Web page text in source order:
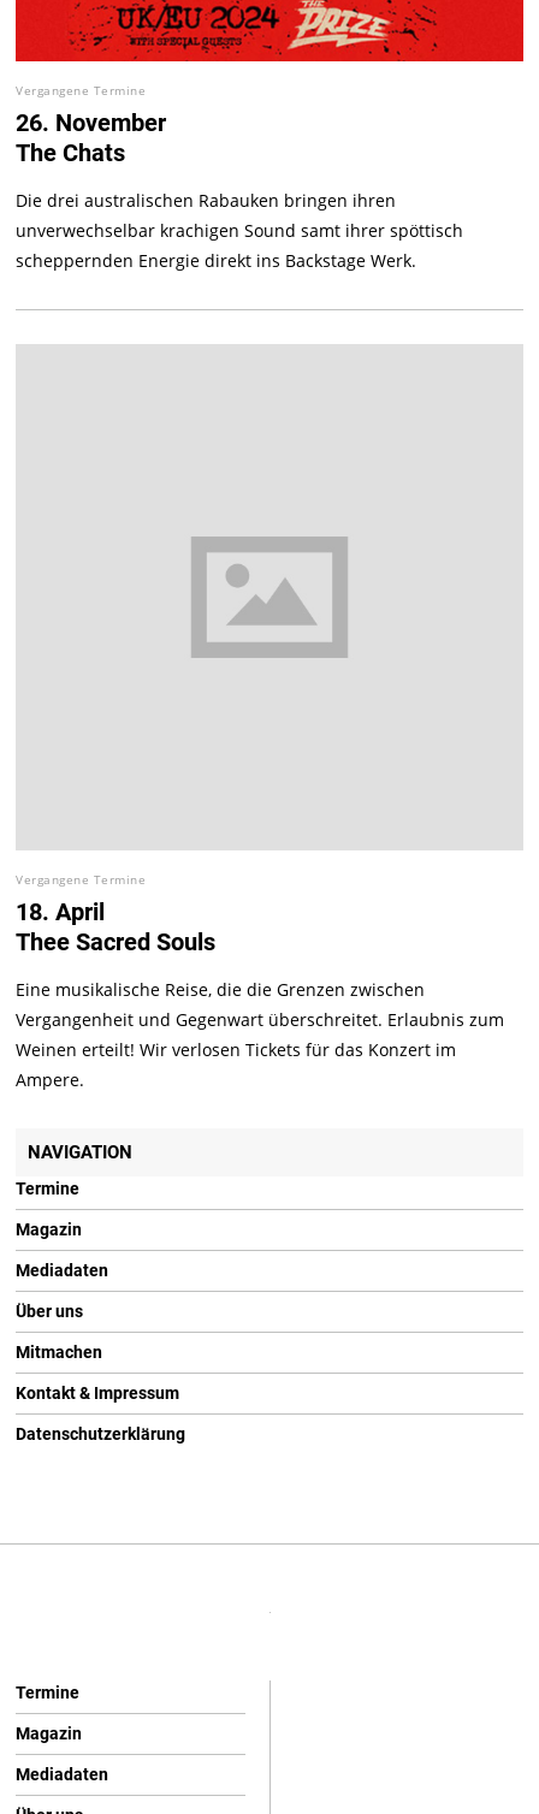
Vergangene Termine
26. November
The Chats
Die drei australischen Rabauken bringen ihren
unverwechselbar krachigen Sound samt ihrer spöttisch
scheppernden Energie direkt ins Backstage Werk.
Vergangene Termine
18. April
Thee Sacred Souls
Eine musikalische Reise, die die Grenzen zwischen
Vergangenheit und Gegenwart überschreitet. Erlaubnis zum
Weinen erteilt! Wir verlosen Tickets für das Konzert im
Ampere.
NAVIGATION
Termine
Magazin
Mediadaten
Über uns
Mitmachen
Kontakt & Impressum
Datenschutzerklärung
Termine
Magazin
Mediadaten